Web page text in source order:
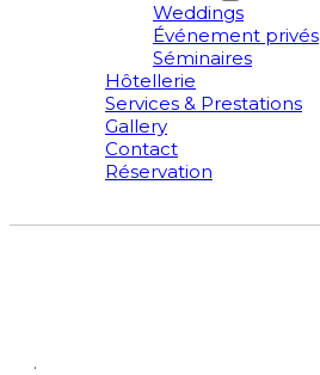
Weddings
Événement privés
Séminaires
Hôtellerie
Services & Prestations
Gallery
Contact
Réservation
.